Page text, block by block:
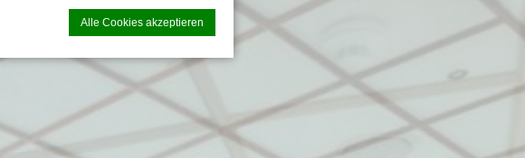
Alle Cookies akzeptieren
um die Benutzerfreundlichkeit zu
Sie zulassen möchten.